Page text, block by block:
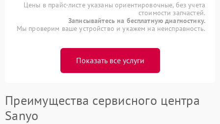
Цены в прайс-листе указаны ориентировочные, без учета
стоимости запчастей.
Записывайтесь на бесплатную диагностику.
Мы проверим ваше устройство и укажем на неисправность.
Показать все услуги
Преимущества сервисного центра
Sanyo